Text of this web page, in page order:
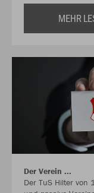
MEHR
Der Verein ...
Der TuS Hilter von